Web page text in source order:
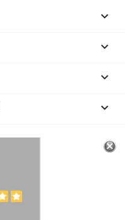



keyboard_arrow_down